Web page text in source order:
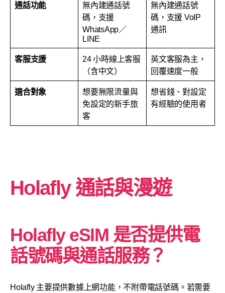
通話功能
無內建通話號
碼，支援
WhatsApp／
LINE
無內建通話號
碼，支援 VoIP
通訊
客服支援
24 小時線上客服
（含中文）
英文客服為主，
回覆速度一般
適合對象
想要無限流量與
免設定的新手旅
客
想省錢、對設定
有經驗的使用者
Holafly 通話與漫遊
Holafly eSIM 是否提供電
話號碼與通話服務？
Holafly 主要提供數據上網功能，不附帶電話號碼。若需要